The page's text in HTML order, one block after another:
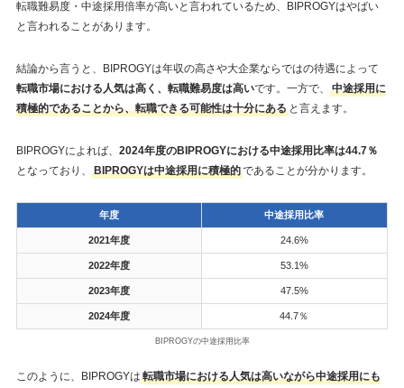
転職難易度・中途採用倍率が高いと言われているため、BIPROGYはやばい
と言われることがあります。
結論から言うと、BIPROGYは年収の高さや大企業ならではの待遇によって
転職市場における人気は高く、転職難易度は高いです。一方で、
中途採用に
積極的であることから、転職できる可能性は十分にあると言えます。
BIPROGYによれば、 2024年度のBIPROGYにおける中途採用比率は44.7％
となっており、
BIPROGYは中途採用に積極的であることが分かります。
年度 中途採用比率
2021年度 24.6%
2022年度 53.1%
2023年度 47.5%
2024年度 44.7％
BIPROGYの中途採用比率
このように、BIPROGYは 転職市場における人気は高いながら中途採用にも